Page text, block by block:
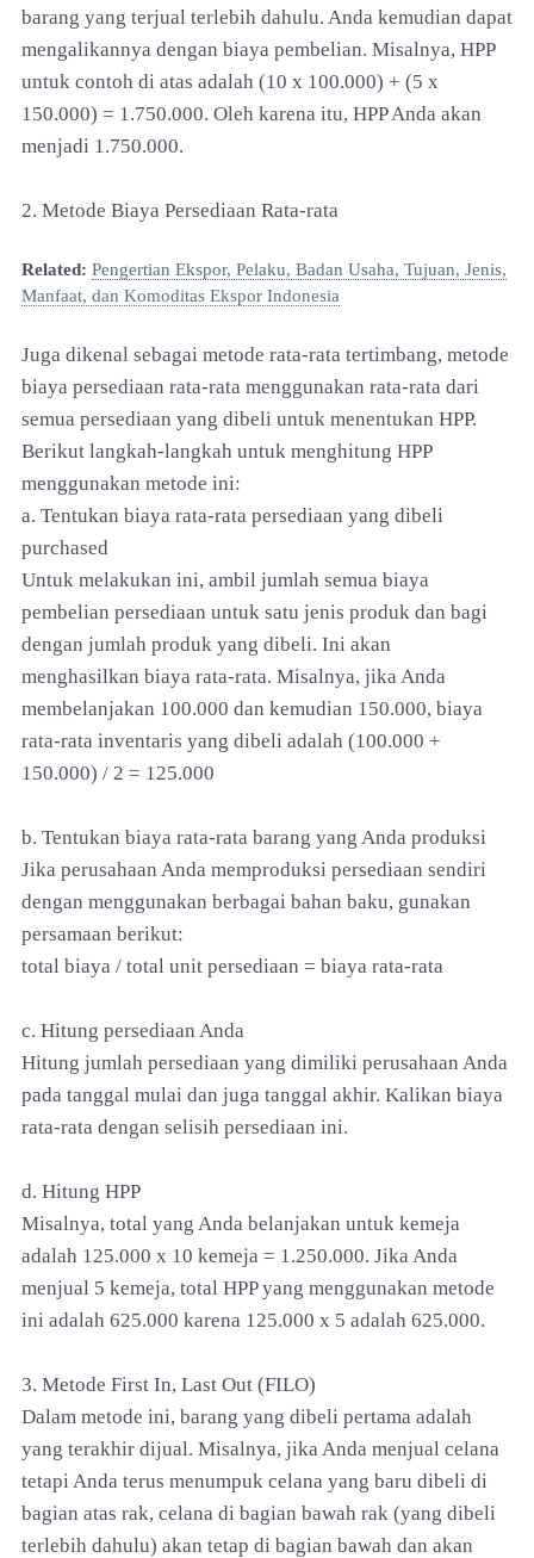
barang yang terjual terlebih dahulu. Anda kemudian dapat
mengalikannya dengan biaya pembelian. Misalnya, HPP
untuk contoh di atas adalah (10 x 100.000) + (5 x
150.000) = 1.750.000. Oleh karena itu, HPP Anda akan
menjadi 1.750.000.
2. Metode Biaya Persediaan Rata-rata
Related: Pengertian Ekspor, Pelaku, Badan Usaha, Tujuan, Jenis,
Manfaat, dan Komoditas Ekspor Indonesia
Juga dikenal sebagai metode rata-rata tertimbang, metode
biaya persediaan rata-rata menggunakan rata-rata dari
semua persediaan yang dibeli untuk menentukan HPP.
Berikut langkah-langkah untuk menghitung HPP
menggunakan metode ini:
a. Tentukan biaya rata-rata persediaan yang dibeli
purchased
Untuk melakukan ini, ambil jumlah semua biaya
pembelian persediaan untuk satu jenis produk dan bagi
dengan jumlah produk yang dibeli. Ini akan
menghasilkan biaya rata-rata. Misalnya, jika Anda
membelanjakan 100.000 dan kemudian 150.000, biaya
rata-rata inventaris yang dibeli adalah (100.000 +
150.000) / 2 = 125.000
b. Tentukan biaya rata-rata barang yang Anda produksi
Jika perusahaan Anda memproduksi persediaan sendiri
dengan menggunakan berbagai bahan baku, gunakan
persamaan berikut:
total biaya / total unit persediaan = biaya rata-rata
c. Hitung persediaan Anda
Hitung jumlah persediaan yang dimiliki perusahaan Anda
pada tanggal mulai dan juga tanggal akhir. Kalikan biaya
rata-rata dengan selisih persediaan ini.
d. Hitung HPP
Misalnya, total yang Anda belanjakan untuk kemeja
adalah 125.000 x 10 kemeja = 1.250.000. Jika Anda
menjual 5 kemeja, total HPP yang menggunakan metode
ini adalah 625.000 karena 125.000 x 5 adalah 625.000.
3. Metode First In, Last Out (FILO)
Dalam metode ini, barang yang dibeli pertama adalah
yang terakhir dijual. Misalnya, jika Anda menjual celana
tetapi Anda terus menumpuk celana yang baru dibeli di
bagian atas rak, celana di bagian bawah rak (yang dibeli
terlebih dahulu) akan tetap di bagian bawah dan akan